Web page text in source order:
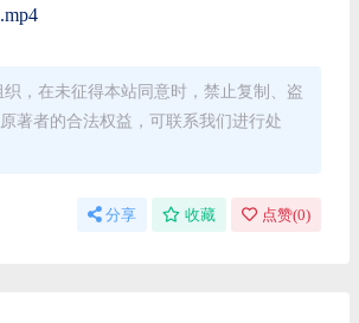
，在未征得本站同意时，禁止复制、盗
著者的合法权益，可联系我们进行处
分享 收藏 点赞(0)